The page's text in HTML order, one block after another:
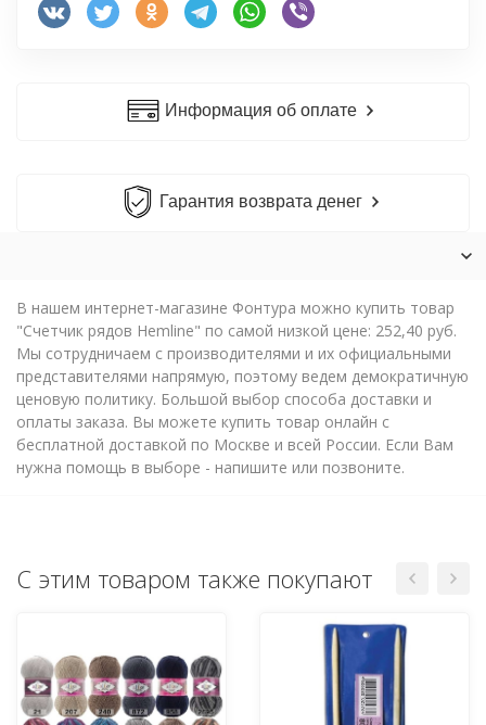
Информация об оплате
Гарантия возврата денег
В нашем интернет-магазине Фонтура можно купить товар
"Счетчик рядов Hemline" по самой низкой цене: 252,40 руб.
Мы сотрудничаем с производителями и их официальными
представителями напрямую, поэтому ведем демократичную
ценовую политику. Большой выбор способа доставки и
оплаты заказа. Вы можете купить товар онлайн с
бесплатной доставкой по Москве и всей России. Если Вам
нужна помощь в выборе - напишите или позвоните.
С этим товаром также покупают